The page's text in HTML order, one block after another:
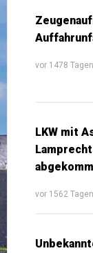
vor 1478
LKW mit
vor 1562